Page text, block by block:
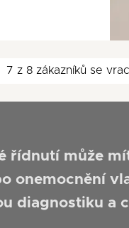
7 z 8 zákazníků se
řídnutí může
onemocnění
diagnostiku a